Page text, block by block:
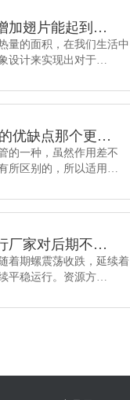
加翅片能起到…
量的面积，在我们生活中
设计来实现出对于…
优缺点那个更…
的一种，虽然作用差不
所区别的，所以适用…
厂家对后期不…
着期螺震荡收跌，延续着
平稳运行。资源方…